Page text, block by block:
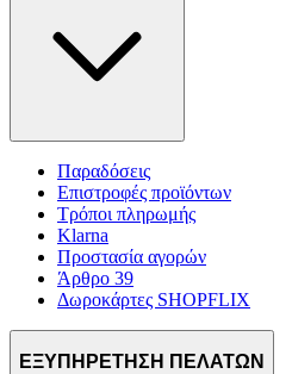
Παραδόσεις
Επιστροφές προϊόντων
Τρόποι πληρωμής
Klarna
Προστασία αγορών
Άρθρο 39
Δωροκάρτες SHOPFLIX
ΕΞΥΠΗΡΕΤΗΣΗ ΠΕΛΑΤΩΝ